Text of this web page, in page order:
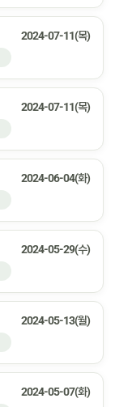
2024-07-11(목)
2024-07-11(목)
2024-06-04(화)
2024-05-29(수)
2024-05-13(월)
2024-05-07(화)